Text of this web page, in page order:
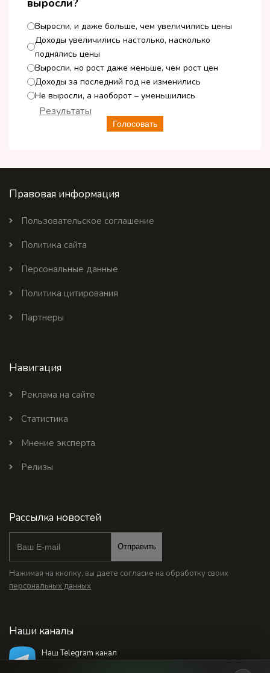
Выросли, и даже больше, чем увеличились цены
Доходы увеличились настолько, насколько
поднялись цены
Выросли, но рост даже меньше, чем рост цен
Доходы за последний год не изменились
Не выросли, а наоборот – уменьшились
Голосовать
Результаты
Правовая информация
Пользовательское соглашение
Политика сайта
Персональные данные
Политика цитирования
Партнеры
Навигация
Реклама на сайте
Статистика
Мнение эксперта
Релизы
Рассылка новостей
Отправить
Нажимая на кнопку, вы даете согласие на обработку своих
персональных данных
Наши каналы
Наш Telegram канал